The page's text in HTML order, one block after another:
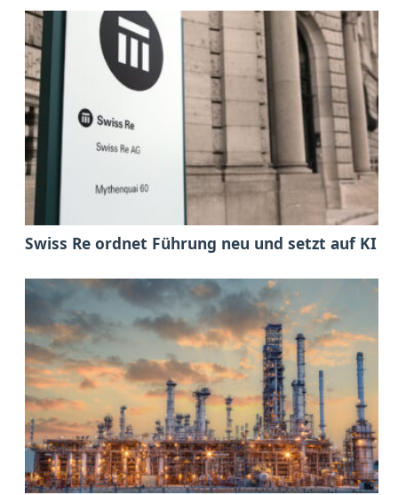
Swiss Re ordnet Führung neu und setzt auf KI